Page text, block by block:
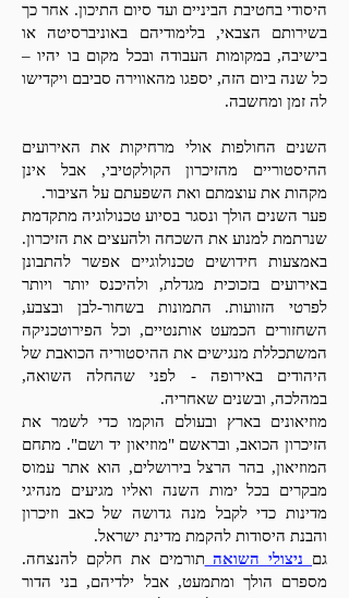
היסודי בחטיבת הביניים ועד סיום התיכון. אחר כך
בשירותם הצבאי, בלימודיהם באוניברסיטה או
בישיבה, במקומות העבודה ובכל מקום בו יהיו –
כל שנה ביום הזה, יספגו מהאווירה סביבם ויקדישו
לה זמן ומחשבה.
השנים החולפות אולי מרחיקות את האירועים
ההיסטוריים מהזיכרון הקולקטיבי, אבל אינן
מקהות את עוצמתם ואת השפעתם על הציבור.
פער השנים הולך ונסגר בסיוע טכנולוגיה מתקדמת
שנרתמת למנוע את השכחה ולהעצים את הזיכרון.
באמצעות חידושים טכנולוגיים אפשר להתבונן
באירועים בזכוכית מגדלת, ולהיכנס יותר ויותר
לפרטי הזוועות. התמונות בשחור-לבן ובצבע,
השחזורים הכמעט אותנטיים, וכל הפירוטכניקה
המשתכללת מנגישים את ההיסטוריה הכואבת של
היהודים באירופה - לפני שהחלה השואה,
במהלכה, ובשנים שאחריה.
מוזיאונים בארץ ובעולם הוקמו כדי לשמר את
הזיכרון הכואב, ובראשם "מוזיאון יד ושם". מתחם
המוזיאון, בהר הרצל בירושלים, הוא אתר עמוס
מבקרים בכל ימות השנה ואליו מגיעים מנהיגי
מדינות כדי לקבל מנה גדושה של כאב וזיכרון
והבנת היסודות להקמת מדינת ישראל.
גם ניצולי השואה תורמים את חלקם להנצחה.
מספרם הולך ומתמעט, אבל ילדיהם, בני הדור